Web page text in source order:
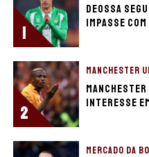
1
Deossa
impasse com
2
MANCHESTER
interesse
MERCADO DA